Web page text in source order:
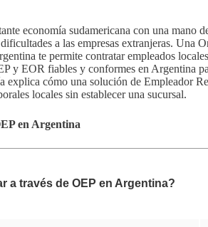
economía sudamericana con una mano
a las empresas extranjeras. Una
te permite contratar empleados
y EOR fiables y conformes en Argentina
explica cómo una solución de Empleador
locales sin establecer una sucursal.
en Argentina
a través de OEP en Argentina?